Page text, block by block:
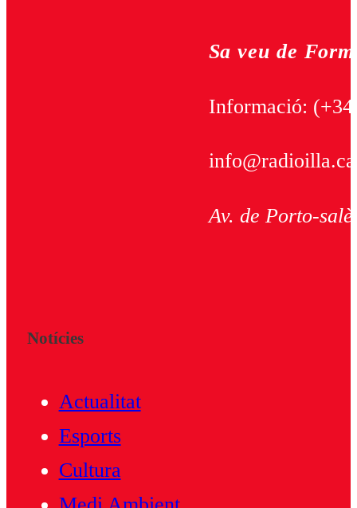
Sa veu de
Informació:
Av. de Porto-
Notícies
Actualitat
Esports
Cultura